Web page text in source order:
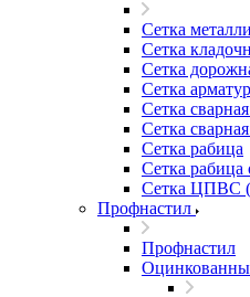
Сетка
Сетка
Сетка
Сетка
Сетка
Сетка
Сетка рабица
Сетка рабица
Сетка ЦПВС
Профнастил
Профнастил